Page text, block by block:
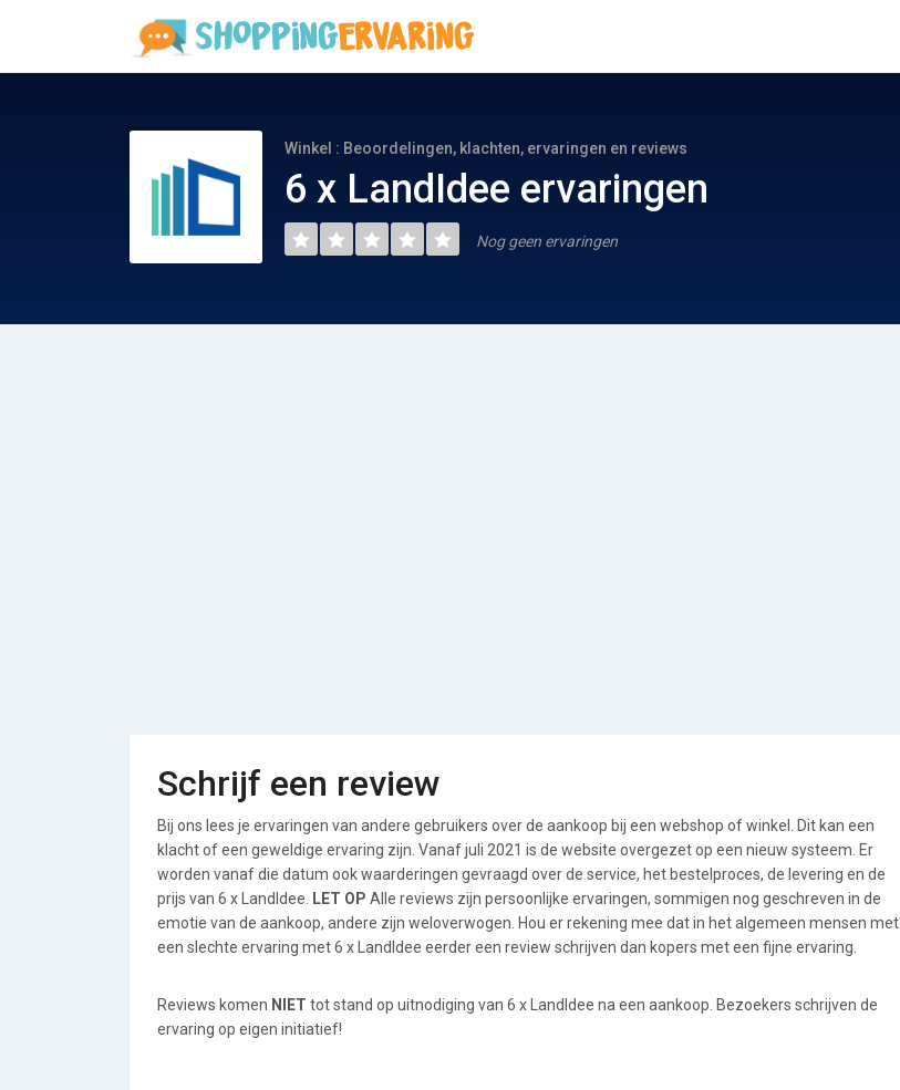
Winkel : Beoordelingen, klachten, ervaringen en reviews
6 x LandIdee ervaringen
Nog geen ervaringen
Schrijf een review
Bij ons lees je ervaringen van andere gebruikers over de aankoop bij een webshop of winkel. Dit kan een
klacht of een geweldige ervaring zijn. Vanaf juli 2021 is de website overgezet op een nieuw systeem. Er
worden vanaf die datum ook waarderingen gevraagd over de service, het bestelproces, de levering en de
prijs van 6 x LandIdee.
LET OP Alle reviews zijn persoonlijke ervaringen, sommigen nog geschreven in de
emotie van de aankoop, andere zijn weloverwogen. Hou er rekening mee dat in het algemeen mensen met
een slechte ervaring met 6 x LandIdee eerder een review schrijven dan kopers met een fijne ervaring.
Reviews komen NIET tot stand op uitnodiging van 6 x LandIdee na een aankoop. Bezoekers schrijven de
ervaring op eigen initiatief!